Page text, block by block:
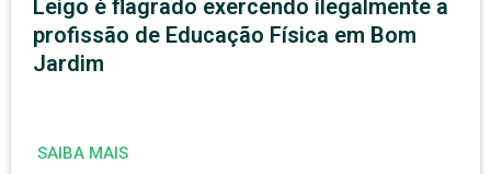
Leigo é flagrado exercendo ilegalmente a
profissão de Educação Física em Bom
Jardim
SAIBA MAIS